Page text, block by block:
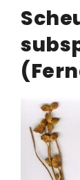
Herbier
Contact